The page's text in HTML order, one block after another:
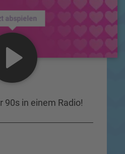
abspielen
90s in einem Radio!